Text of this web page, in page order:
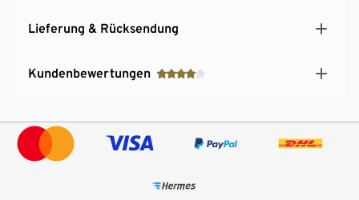
Lieferung & Rücksendung
Kundenbewertungen